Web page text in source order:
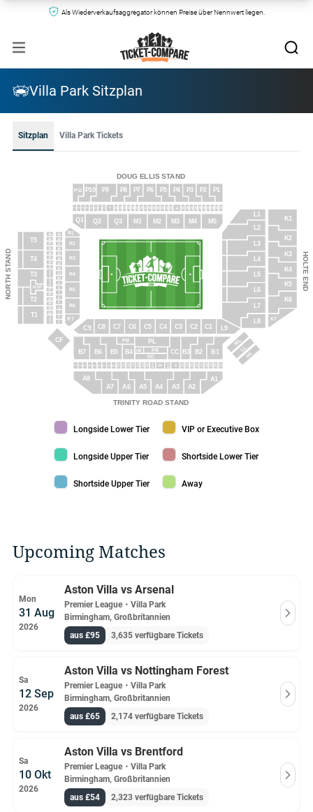
Als Wiederverkaufsaggregator können Preise über Nennwert liegen.
Villa Park Sitzplan
Sitzplan Villa Park Tickets
DOUG ELLIS STAND
TRINITY ROAD STAND
NORTH STAND HOLTE END
P1
P2
P3
P4
P5
P6
P7
P8
P9
P10
P11
Q1 Q2 Q3 M1 M2 M3 M4 M5
1 2 4 7 10 11 12 13 14 15 17 20 21 22 23 24 25 26 27 28 29 30 31
T1
T2
T3
T4
T5
NSP
R1
R2
R3
R4
R5
R6
R7
1
2
3
4
5
6
7
8
9
10
14
15
16
18
19
20/21
22
23
24
25
26
27
28/29
30/31
32
34
35
36
37
38
39
C1
C2
C3
C4
C5
C6
C7
C8
C9
B1
B2
B3
B4
B5
B6
B7 CC
PR
DC
HE
PL
PB
A1
A2
A3
A4
A5
A6
A7
A8
1 10 11 12 13 14 15 16 DCP DCP 22 23 24 26 27 28 29 30 31
CF
HL
LL
ML
L1
L2
L3
L4
L5
L6
L7
L8
L9
K1
K2
K3
K4
K5
K6
K7
Longside Lower Tier color
Longside Lower Tier VIP or Executive Box color
VIP or Executive Box
Longside Upper Tier color
Longside Upper Tier Shortside Lower Tier color
Shortside Lower Tier
Shortside Upper Tier color
Shortside Upper Tier Away color
Away
Upcoming Matches
Mon
31 Aug
2026
Aston Villa vs Arsenal
Premier League・ Villa Park
Birmingham, Großbritannien
aus £95
3,635 verfügbare Tickets
Sa
12 Sep
2026
Aston Villa vs Nottingham Forest
Premier League・ Villa Park
Birmingham, Großbritannien
aus £65
2,174 verfügbare Tickets
Sa
10 Okt
2026
Aston Villa vs Brentford
Premier League・ Villa Park
Birmingham, Großbritannien
aus £54
2,323 verfügbare Tickets